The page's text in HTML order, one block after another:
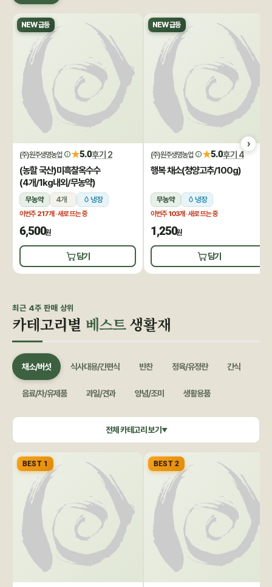
NEW 급등
(주)원주생명농업 ★5.0후기 2
(농할 국산)미흑찰옥수수
(4개/1kg내외/무농약)
무농약 4개 냉장
이번주217개 · 새로 뜨는 중
6,500원
담기
NEW 급등
(주)원주생명농업 ★5.0후기 4
행복 채소(청양고추/100g)
무농약 냉장
이번주103개 · 새로 뜨는 중
1,250원
담기
최근 4주 판매 상위
카테고리별 베스트생활재
채소/버섯 식사대용/간편식 반찬 정육/유정란 간식
음료/차/유제품 과일/견과 양념/조미 생활용품
쌀/잡곡 수산/건어물 공정무역(민중교역) 건강식품/꿀
전체 카테고리 보기▼
BEST 1 BEST 2